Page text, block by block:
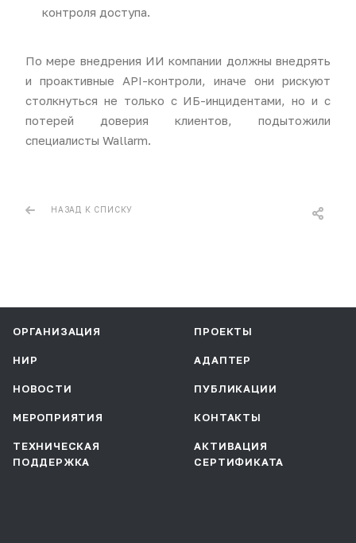
контроля доступа.
По мере внедрения ИИ компании должны внедрять
и проактивные API-контроли, иначе они рискуют
столкнуться не только с ИБ-инцидентами, но и с
потерей доверия клиентов, подытожили
специалисты Wallarm.
НАЗАД К СПИСКУ
ОРГАНИЗАЦИЯ ПРОЕКТЫ
НИР АДАПТЕР
НОВОСТИ ПУБЛИКАЦИИ
МЕРОПРИЯТИЯ КОНТАКТЫ
ТЕХНИЧЕСКАЯ
ПОДДЕРЖКА
АКТИВАЦИЯ
СЕРТИФИКАТА